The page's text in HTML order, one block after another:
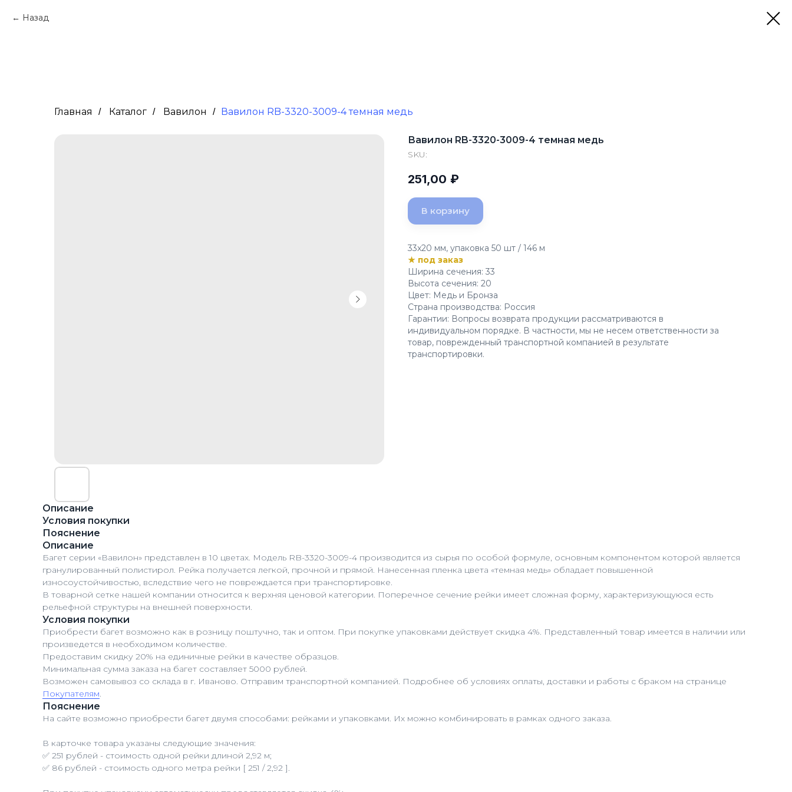
Главная / Каталог / Вавилон / Вавилон RB-3320-3009-4 темная медь
Назад
Вавилон RB-3320-3009-4 темная медь
SKU:
251,00 ₽
В корзину
33x20 мм, упаковка 50 шт / 146 м
★ под заказ
Ширина сечения: 33
Высота сечения: 20
Цвет: Медь и Бронза
Страна производства: Россия
Гарантии: Вопросы возврата продукции рассматриваются в
индивидуальном порядке. В частности, мы не несем ответственности за
товар, поврежденный транспортной компанией в результате
транспортировки.
Описание
Условия покупки
Пояснение
Описание
Багет серии «Вавилон» представлен в 10 цветах. Модель RB-3320-3009-4 производится из сырья по особой формуле, основным компонентом которой является
гранулированный полистирол. Рейка получается легкой, прочной и прямой. Нанесенная пленка цвета «темная медь» обладает повышенной
износоустойчивостью, вследствие чего не повреждается при транспортировке.
В товарной сетке нашей компании относится к верхняя ценовой категории. Поперечное сечение рейки имеет сложная форму, характеризующуюся есть
рельефной структуры на внешней поверхности.
Условия покупки
Приобрести багет возможно как в розницу поштучно, так и оптом. При покупке упаковками действует скидка 4%. Представленный товар имеется в наличии или
произведется в необходимом количестве.
Предоставим скидку 20% на единичные рейки в качестве образцов.
Минимальная сумма заказа на багет составляет 5000 рублей.
Возможен самовывоз со склада в г. Иваново. Отправим транспортной компанией. Подробнее об условиях оплаты, доставки и работы с браком на странице
Покупателям.
Пояснение
На сайте возможно приобрести багет двумя способами: рейками и упаковками. Их можно комбинировать в рамках одного заказа.
В карточке товара указаны следующие значения:
✅ 251 рублей - стоимость одной рейки длиной 2,92 м;
✅ 86 рублей - стоимость одного метра рейки [ 251 / 2,92 ].